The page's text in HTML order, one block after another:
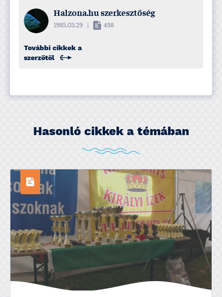
Halzona.hu szerkesztőség
1985.03.29 498
További cikkek a
szerzőtől
Hasonló cikkek a témában